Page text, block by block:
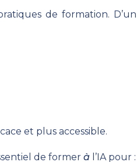
de formation. D’un
et plus accessible.
de former à l’IA pour :